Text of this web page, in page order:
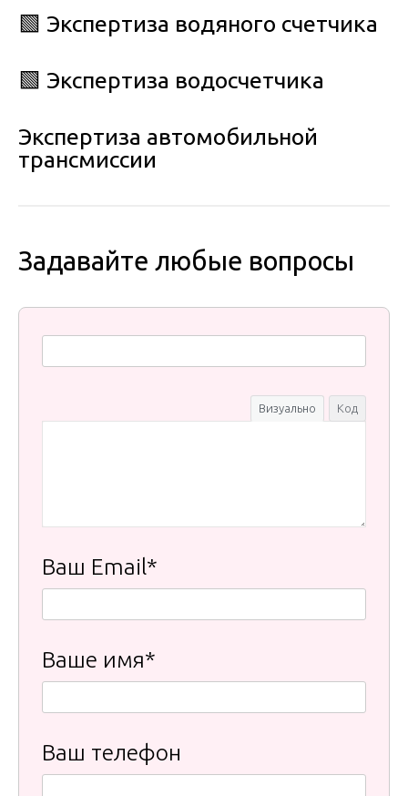
🟩 Экспертиза водяного счетчика
🟩 Экспертиза водосчетчика
Экспертиза автомобильной
трансмиссии
Задавайте любые вопросы
Визуально Код
Ваш Email*
Ваше имя*
Ваш телефон